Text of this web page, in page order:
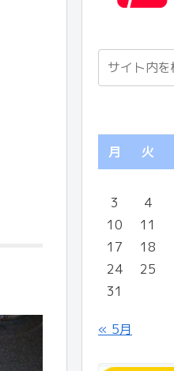
月
火
3
4
10
11
17
18
24
25
31
« 5月